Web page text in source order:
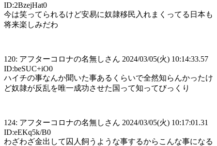
ID:2BzejHat0
今は笑ってられるけど安易に奴隷移民入れまくってる日本も
将来楽しみだわ
120: アフターコロナの名無しさん 2024/03/05(火) 10:14:33.57
ID:beSUC+iO0
ハイチの事なんか聞いた事あるくらいで全然知らんかったけ
ど奴隷が反乱を唯一成功させた国って知ってびっくり
124: アフターコロナの名無しさん 2024/03/05(火) 10:17:01.31
ID:eEKq5k/B0
わざわざ金出して囚人飼うような事するからこんな事になる